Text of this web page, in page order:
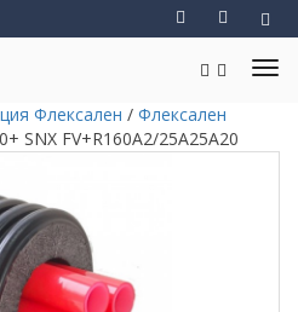
Флексален / Флексален
SNX FV+R160A2/25A25A20